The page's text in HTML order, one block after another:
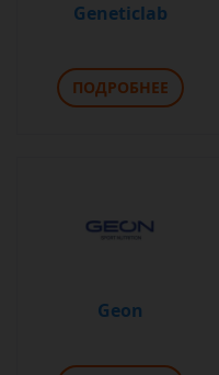
Geneticlab
ПОДРОБНЕЕ
Geon